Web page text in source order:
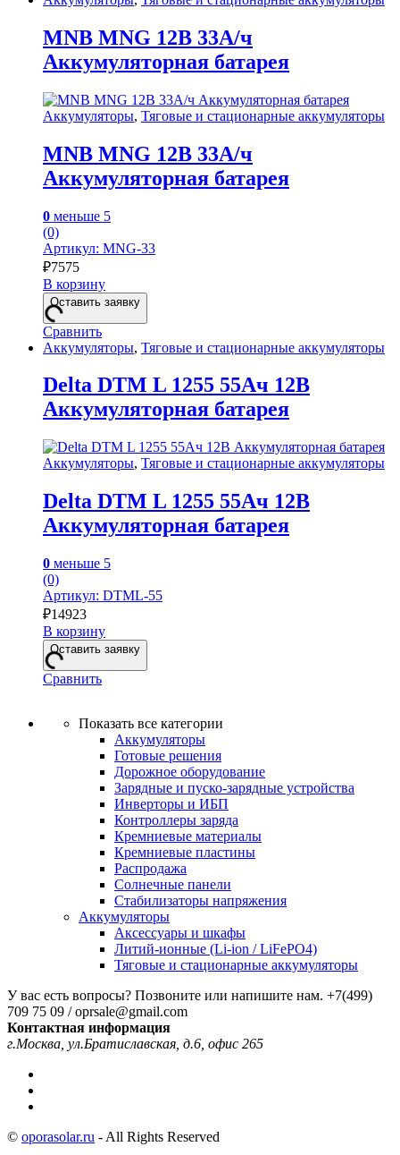
MNB MNG 12В 33А/ч
Аккумуляторная батарея
Аккумуляторы, Тяговые и стационарные аккумуляторы
MNB MNG 12В 33А/ч
Аккумуляторная батарея
0 меньше 5
(0)
Артикул: MNG-33
₽7575
В корзину
Оставить заявку
Сравнить
Аккумуляторы, Тяговые и стационарные аккумуляторы
Delta DTM L 1255 55Ач 12В
Аккумуляторная батарея
Аккумуляторы, Тяговые и стационарные аккумуляторы
Delta DTM L 1255 55Ач 12В
Аккумуляторная батарея
0 меньше 5
(0)
Артикул: DTML-55
₽14923
В корзину
Оставить заявку
Сравнить
Показать все категории
Аккумуляторы
Готовые решения
Дорожное оборудование
Зарядные и пуско-зарядные устройства
Инверторы и ИБП
Контроллеры заряда
Кремниевые материалы
Кремниевые пластины
Распродажа
Солнечные панели
Стабилизаторы напряжения
Аккумуляторы
Аксессуары и шкафы
Литий-ионные (Li-ion / LiFePO4)
Тяговые и стационарные аккумуляторы
У вас есть вопросы? Позвоните или напишите нам. +7(499)
709 75 09 / oprsale@gmail.com
Контактная информация
г.Москва, ул.Братиславская, д.6, офис 265
© oporasolar.ru - All Rights Reserved